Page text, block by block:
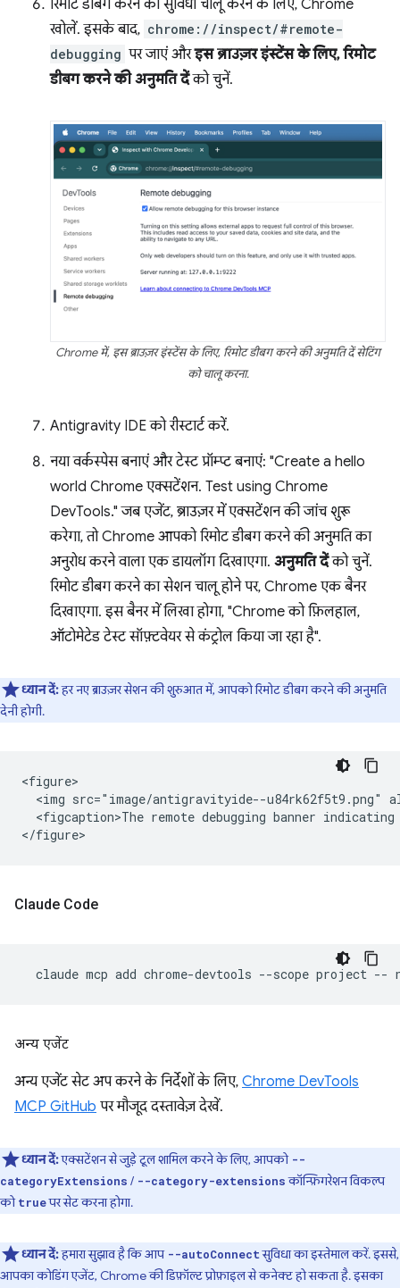
रिमोट डीबग करने की सुविधा चालू करने के लिए, Chrome
खोलें. इसके बाद, chrome://inspect/#remote-
debugging पर जाएं औरइस ब्राउज़र इंस्टेंस के लिए, रिमोट
डीबग करने की अनुमति देंको चुनें.
Chrome में, इस ब्राउज़र इंस्टेंस के लिए, रिमोट डीबग करने की अनुमति दें सेटिंग
को चालू करना.
Antigravity IDE को रीस्टार्ट करें.
नया वर्कस्पेस बनाएं और टेस्ट प्रॉम्प्ट बनाएं: "Create a hello
world Chrome एक्सटेंशन. Test using Chrome
DevTools." जब एजेंट, ब्राउज़र में एक्सटेंशन की जांच शुरू
करेगा, तो Chrome आपको रिमोट डीबग करने की अनुमति का
अनुरोध करने वाला एक डायलॉग दिखाएगा. अनुमति देंको चुनें.
रिमोट डीबग करने का सेशन चालू होने पर, Chrome एक बैनर
दिखाएगा. इस बैनर में लिखा होगा, "Chrome को फ़िलहाल,
ऑटोमेटेड टेस्ट सॉफ़्टवेयर से कंट्रोल किया जा रहा है".
ध्यान दें:हर नए ब्राउज़र सेशन की शुरुआत में, आपको रिमोट डीबग करने की अनुमति
देनी होगी.
<figure>
<img src="image/antigravityide--u84rk62f5t9.png"
<figcaption>The remote debugging banner
Claude Code
claude mcp add chrome-devtools --scope project --
अन्य एजेंट
अन्य एजेंट सेट अप करने के निर्देशों के लिए, Chrome DevTools
MCP GitHub पर मौजूद दस्तावेज़ देखें.
ध्यान दें:एक्सटेंशन से जुड़े टूल शामिल करने के लिए, आपको --
categoryExtensions / --category-extensionsकॉन्फ़िगरेशन विकल्प
कोtrueपर सेट करना होगा.
ध्यान दें:हमारा सुझाव है कि आप --autoConnectसुविधा का इस्तेमाल करें. इससे,
आपका कोडिंग एजेंट, Chrome की डिफ़ॉल्ट प्रोफ़ाइल से कनेक्ट हो सकता है. इसका